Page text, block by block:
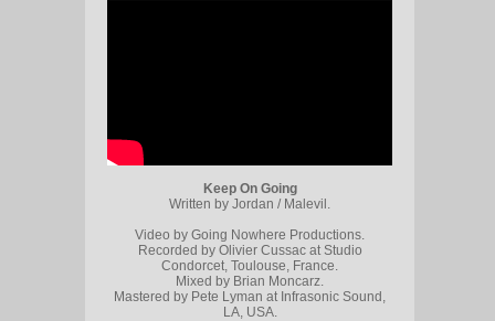
Keep On Going
Written by Jordan / Malevil.
Video by Going Nowhere Productions.
Recorded by Olivier Cussac at Studio
Condorcet, Toulouse, France.
Mixed by Brian Moncarz.
Mastered by Pete Lyman at Infrasonic Sound,
LA, USA.